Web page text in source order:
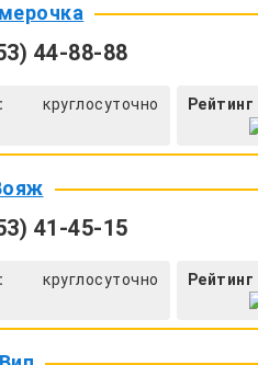
44-88-88
круглосуточно
41-45-15
круглосуточно